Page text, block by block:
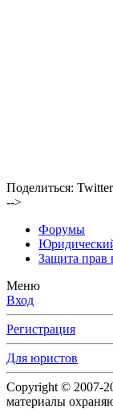
Поделиться: Twitter
-->
Форумы
Защита прав
Меню
Вход
Регистрация
Для юристов
Copyright © 2007-
материалы